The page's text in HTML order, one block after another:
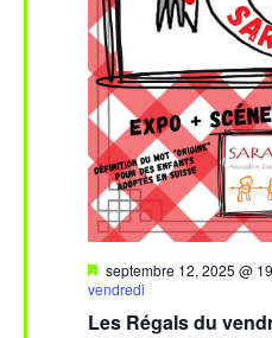
Les Régals du
Mis
en
septembre 12, 2025 @
vendredi